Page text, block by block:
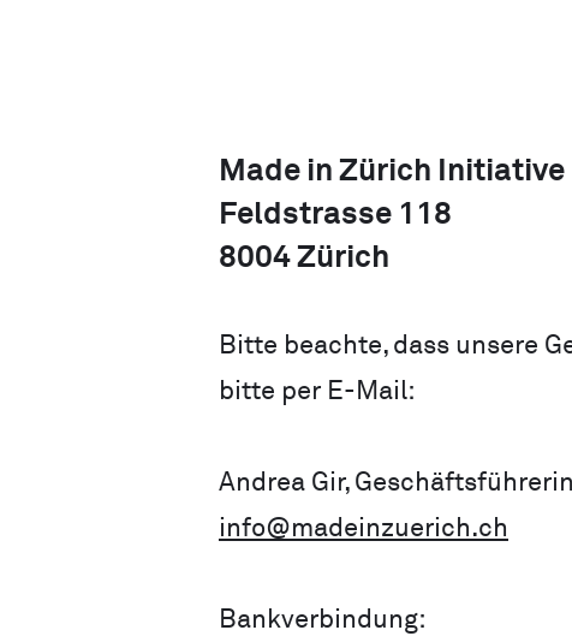
Made in Zürich Initiative
Feldstrasse 118
8004 Zürich
Bitte beachte, dass unsere
bitte per E-Mail:
Andrea Gir, Geschäftsführerin
info@madeinzuerich.ch
Bankverbindung: